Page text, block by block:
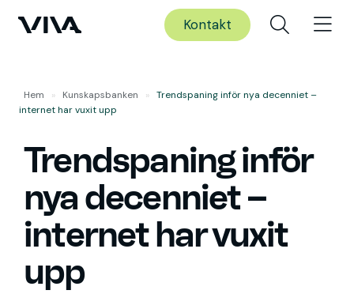
Kontakt
Hem » Kunskaps­banken »
Trendspaning inför nya decenniet –
internet har vuxit upp
Trendspaning inför
nya decenniet –
internet har vuxit
upp